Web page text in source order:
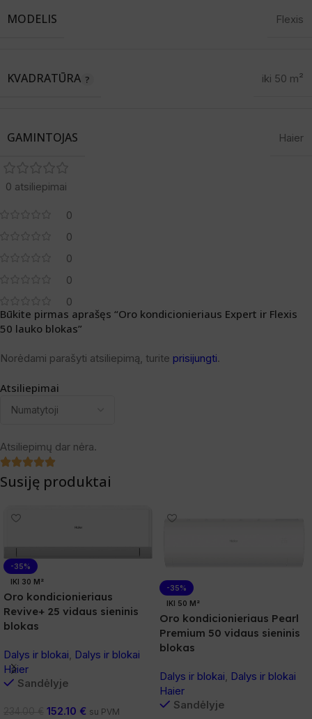
MODELIS Flexis
KVADRATŪRA iki 50 m²
GAMINTOJAS Haier
0 atsiliepimai
0
0
0
0
0
Atsiliepimai
Atsiliepimų dar nėra.
Būkite pirmas aprašęs “Oro kondicionieriaus Expert ir Flexis
50 lauko blokas”
Norėdami parašyti atsiliepimą, turite prisijungti.
Susiję produktai
-35%
IKI 30 M²
Oro kondicionieriaus
Revive+ 25 vidaus sieninis
blokas
Dalys ir blokai, Dalys ir blokai
Haier
Sandėlyje
152.10 € su PVM
-35%
IKI 50 M²
Oro kondicionieriaus Pearl
Premium 50 vidaus sieninis
blokas
Dalys ir blokai, Dalys ir blokai
Haier
Sandėlyje